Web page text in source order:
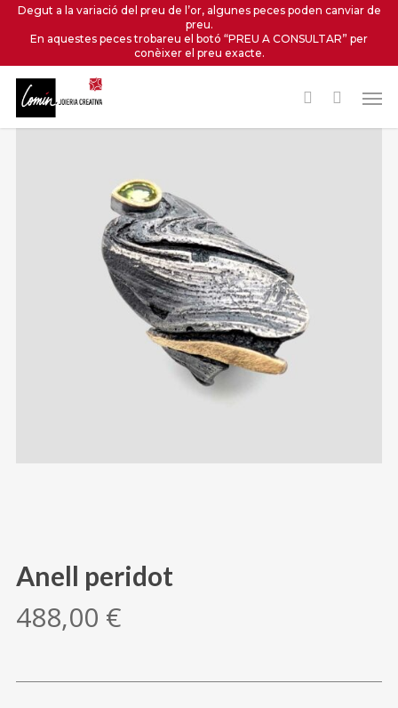
Skip
content
Degut a la variació del preu de l’or, algunes peces poden canviar de
preu.
En aquestes peces trobareu el botó “PREU A CONSULTAR” per
conèixer el preu exacte.
Anell peridot
488,00 €